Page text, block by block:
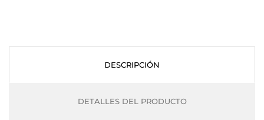
DESCRIPCIÓN
DETALLES DEL PRODUCTO